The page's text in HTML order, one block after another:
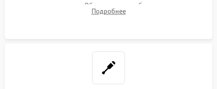
термодатчиков. Обязательная глубокая очистка
конденсатора, крыльчатки вентилятора и воздуховодов от
Подробнее